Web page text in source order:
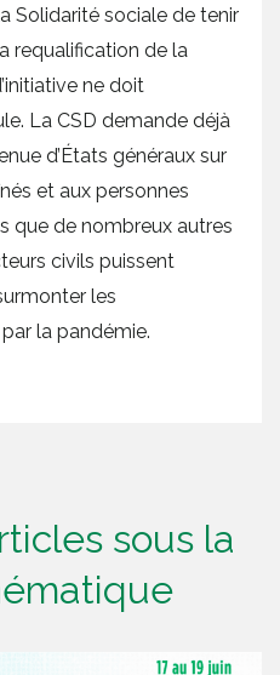
Solidarité sociale de tenir
requalification de la
ne doit
La CSD demande déjà
d’États généraux sur
et aux personnes
que de nombreux autres
civils puissent
les
la pandémie.
sous la